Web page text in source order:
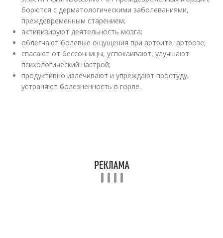
борются с дерматологическими заболеваниями,
преждевременным старением;
активизируют деятельность мозга;
облегчают болевые ощущения при артрите, артрозе;
спасают от бессонницы, успокаивают, улучшают
психологический настрой;
продуктивно излечивают и упреждают простуду,
устраняют болезненность в горле.